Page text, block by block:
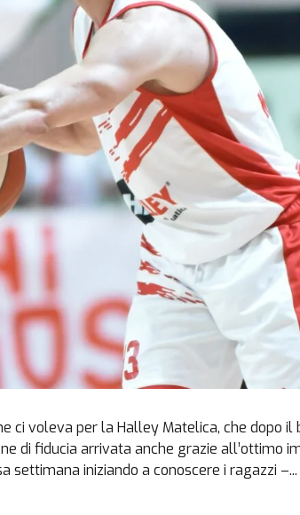
ci voleva per la Halley Matelica, che dopo il
di fiducia arrivata anche grazie all’ottimo
settimana iniziando a conoscere i ragazzi –...